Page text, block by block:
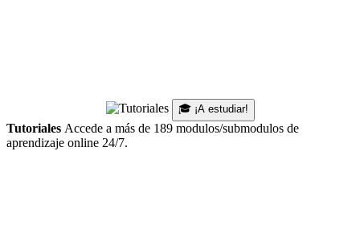
🎓 ¡A estudiar!
Tutoriales Accede a más de 189 modulos/submodulos de
aprendizaje online 24/7.